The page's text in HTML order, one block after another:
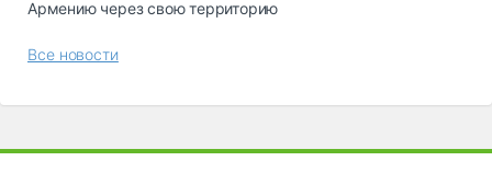
Армению через свою территорию
Все новости